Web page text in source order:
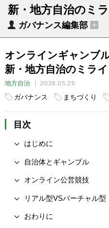
新・地方自治のミ
ガバナンス編集部
オンラインギャンブ
新・地方自治のミラ
地方自治
2026.05.25
ガバナンス
まちづくり
目次
はじめに
自治体とギャンブル
オンライン公営競技
リアル型VSバーチャル型
おわりに